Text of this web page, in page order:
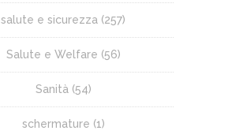
salute e sicurezza (257)
Salute e Welfare (56)
Sanità(54)
schermature (1)